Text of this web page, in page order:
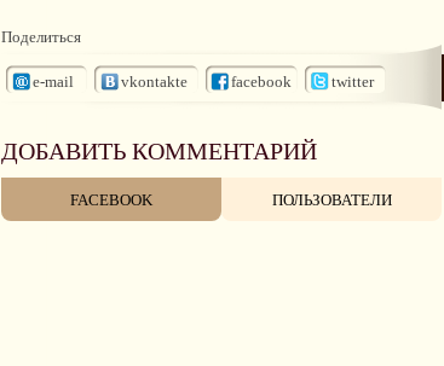
Поделиться
e-mail vkontakte facebook twitter
ДОБАВИТЬ КОММЕНТАРИЙ
FACEBOOK ПОЛЬЗОВАТЕЛИ